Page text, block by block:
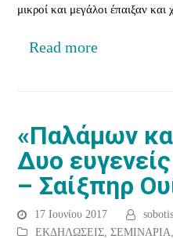
μικροί και μεγάλοι έπαιξαν
Read more
«Παλάμων
Δυο
– Σαίξπηρ
17 Ιουνίου 2017
sobotis
ΕΚΔΗΛΩΣΕΙΣ ,ΣΕΜΙΝΑΡΙΑ